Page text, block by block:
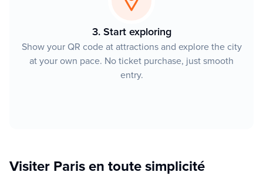
3. Start exploring
Show your QR code at attractions and explore the city
at your own pace. No ticket purchase, just smooth
entry.
Visiter Paris en toute simplicité